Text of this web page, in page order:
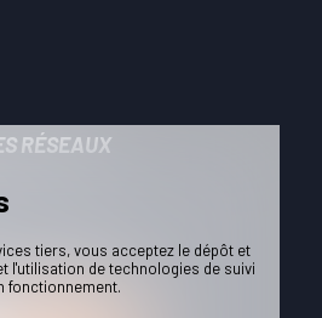
RÉSEAUX
INFORMÉS
tiers, vous acceptez le dépôt et
l'utilisation de technologies de suivi
fonctionnement.